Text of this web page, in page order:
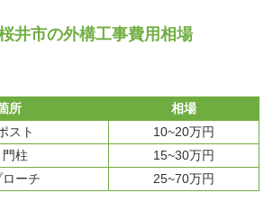
井市の外構工事費用相場
所
相場
スト
10~20万円
門柱
15~30万円
ーチ
25~70万円